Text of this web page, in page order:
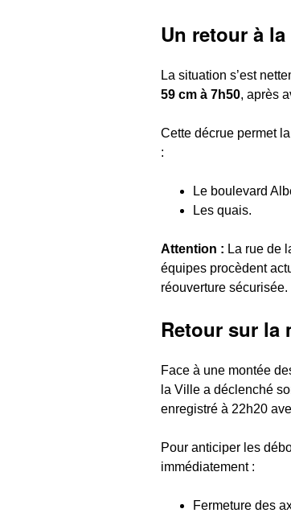
Un retour à
La situation s’est
59 cm à 7h50, après
Cette décrue permet
:
Le boulevard
Les quais.
Attention : La rue de
équipes procèdent
réouverture sécurisée.
Retour sur la
Face à une montée
la Ville a déclenché
enregistré à 22h20
Pour anticiper les
immédiatement :
Fermeture des